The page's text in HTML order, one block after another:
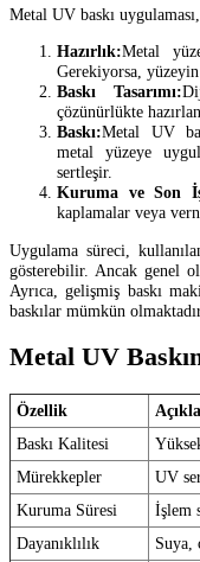
Metal UV baskı
Hazırlık:Metal
Gerekiyorsa, yüzeyin
Baskı Tasarımı:
çözünürlükte
Baskı:Metal UV
metal yüzeye
sertleşir.
Kuruma ve Son
kaplamalar veya
Uygulama süreci,
gösterebilir. Ancak genel
Ayrıca, gelişmiş baskı
baskılar mümkün
Metal UV
Özellik
Baskı Kalitesi
Mürekkepler
UV
Kuruma Süresi
İşlem
Dayanıklılık
Suya,